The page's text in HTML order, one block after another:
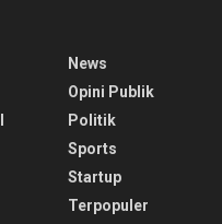
News
Opini Publik
Politik
Sports
Startup
Terpopuler